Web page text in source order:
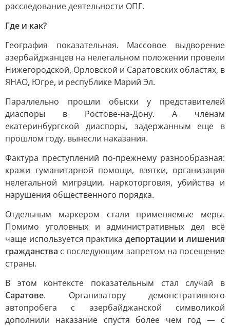
расследование деятельности ОПГ.
Где и как?
География показательная. Массовое выдворение
азербайджанцев на нелегальном положении провели
Нижегородской, Орловской и Саратовских областях, в
ЯНАО, Югре, и республике Марий Эл.
Параллельно прошли обыски у представителей
диаспоры в Ростове-на-Дону. А членам
екатеринбургской диаспоры, задержанным еще в
прошлом году, вынесли наказания.
Фактура преступлений по-прежнему разнообразная:
кражи гуманитарной помощи, взятки, организация
нелегальной миграции, наркоторговля, убийства и
нарушения общественного порядка.
Отдельным маркером стали применяемые меры.
Помимо уголовных и административных дел всё
чаще используется практика депортации и лишения
гражданства с последующим запретом на посещение
страны.
В этом контексте показательным стал случай в
Саратове. Организатору демонстративного
автопробега с азербайджанской символикой
дополнили наказание спустя более чем год — с